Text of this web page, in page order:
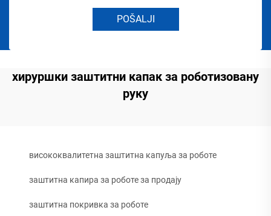
POŠALJI
хируршки заштитни капак за роботизовану
руку
висококвалитетна заштитна капуља за роботе
заштитна капира за роботе за продају
заштитна покривка за роботе